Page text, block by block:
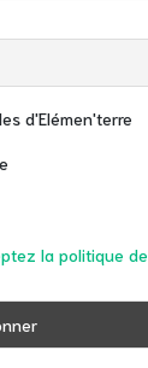
d'Elémen'terre
la politique de